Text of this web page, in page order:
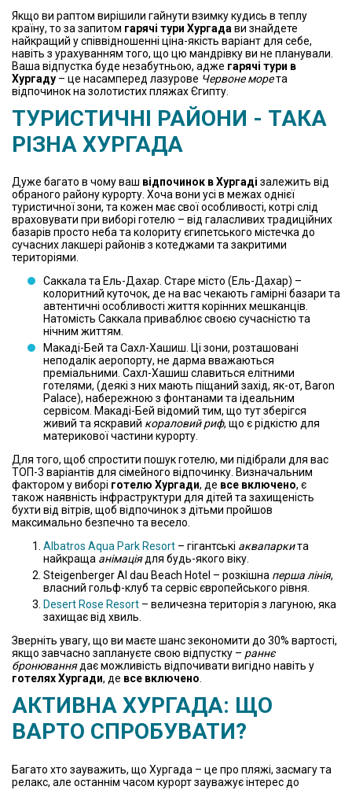
Якщо ви раптом вирішили гайнути взимку кудись в теплу
країну, то за запитом гарячі тури Хургадави знайдете
найкращий у співвідношенні ціна-якість варіант для себе,
навіть з урахуванням того, що цю мандрівку ви не планували.
Ваша відпустка буде незабутньою, адже гарячі тури в
Хургаду – це насамперед лазурове Червоне морета
відпочинок на золотистих пляжах Єгипту.
ТУРИСТИЧНІ РАЙОНИ - ТАКА
РІЗНА ХУРГАДА
Дуже багато в чому ваш відпочинок в Хургаді залежить від
обраного району курорту. Хоча вони усі в межах однієї
туристичної зони, та кожен має свої особливості, котрі слід
враховувати при виборі готелю – від галасливих традиційних
базарів просто неба та колориту єгипетського містечка до
сучасних лакшері районів з котеджами та закритими
територіями.
Саккала та Ель-Дахар. Старе місто (Ель-Дахар) –
колоритний куточок, де на вас чекають гамірні базари та
автентичні особливості життя корінних мешканців.
Натомість Саккала приваблює своєю сучасністю та
нічним життям.
Макаді-Бей та Сахл-Хашиш. Ці зони, розташовані
неподалік аеропорту, не дарма вважаються
преміальними. Сахл-Хашиш славиться елітними
готелями, (деякі з них мають піщаний захід, як-от, Baron
Palace), набережною з фонтанами та ідеальним
сервісом. Макаді-Бей відомий тим, що тут зберігся
живий та яскравий кораловий риф, що є рідкістю для
материкової частини курорту.
Для того, щоб спростити пошук готелю, ми підібрали для вас
ТОП-3 варіантів для сімейного відпочинку. Визначальним
фактором у виборі готелю Хургади, де все включено, є
також наявність інфраструктури для дітей та захищеність
бухти від вітрів, щоб відпочинок з дітьми пройшов
максимально безпечно та весело.
Albatros Aqua Park Resort – гігантські аквапаркита
найкраща анімаціядля будь-якого віку.
Steigenberger Al dau Beach Hotel – розкішна перша лінія,
власний гольф-клуб та сервіс європейського рівня.
Desert Rose Resort – величезна територія з лагуною, яка
захищає від хвиль.
Зверніть увагу, що ви маєте шанс зекономити до 30% вартості,
якщо завчасно заплануєте свою відпустку – раннє
бронюваннядає можливість відпочивати вигідно навіть у
готелях Хургади, де все включено.
АКТИВНА ХУРГАДА: ЩО
ВАРТО СПРОБУВАТИ?
Багато хто зауважить, що Хургада – це про пляжі, засмагу та
релакс, але останнім часом курорт зауважує інтерес до